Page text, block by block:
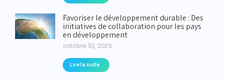
Favoriser le développement durable : Des
initiatives de collaboration pour les pays
en développement
octobre 30, 2025
Lire la suite